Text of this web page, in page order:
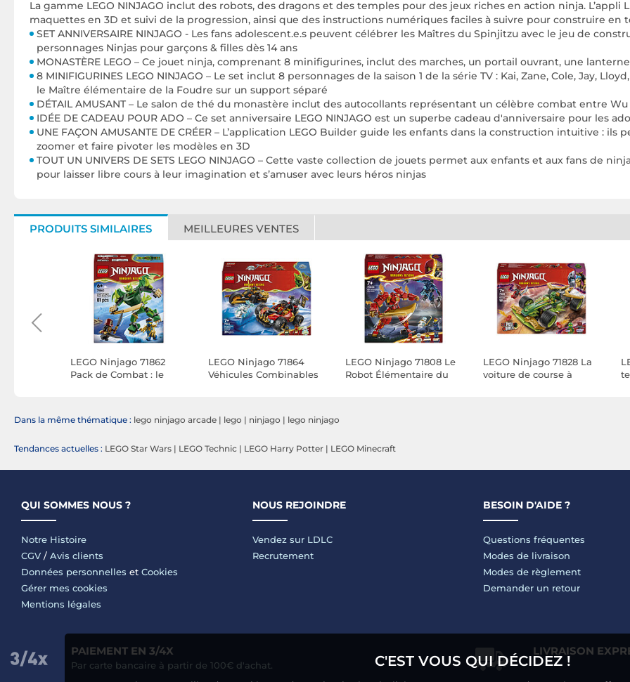
La gamme LEGO NINJAGO inclut des robots, des dragons et des temples pour des jeux riches en action ninja.
maquettes en 3D et suivi de la progression, ainsi que des instructions numériques faciles à suivre pour construire en
SET ANNIVERSAIRE NINJAGO - Les fans adolescent.e.s peuvent célébrer les Maîtres du Spinjitzu avec le jeu de
personnages Ninjas pour garçons & filles dès 14 ans
MONASTÈRE LEGO – Ce jouet ninja, comprenant 8 minifigurines, inclut des marches, un portail ouvrant, une
8 MINIFIGURINES LEGO NINJAGO – Le set inclut 8 personnages de la saison 1 de la série TV : Kai, Zane, Cole, Jay,
le Maître élémentaire de la Foudre sur un support séparé
DÉTAIL AMUSANT – Le salon de thé du monastère inclut des autocollants représentant un célèbre combat entre
IDÉE DE CADEAU POUR ADO – Ce set anniversaire LEGO NINJAGO est un superbe cadeau d'anniversaire pour les
UNE FAÇON AMUSANTE DE CRÉER – L’application LEGO Builder guide les enfants dans la construction intuitive :
zoomer et faire pivoter les modèles en 3D
TOUT UN UNIVERS DE SETS LEGO NINJAGO – Cette vaste collection de jouets permet aux enfants et aux fans de
pour laisser libre cours à leur imagination et s’amuser avec leurs héros ninjas
PRODUITS SIMILAIRES MEILLEURES VENTES
LEGO Ninjago 71862
Pack de Combat : le
LEGO Ninjago 71864
Véhicules Combinables
LEGO Ninjago 71808 Le
Robot Élémentaire du
LEGO Ninjago 71828 La
voiture de course à
Dans la même thématique : lego ninjago arcade | lego | ninjago | lego ninjago
Tendances actuelles : LEGO Star Wars | LEGO Technic | LEGO Harry Potter | LEGO Minecraft
QUI SOMMES NOUS ?
Notre Histoire
CGV / Avis clients
Données personnelles et Cookies
Gérer mes cookies
Mentions légales
NOUS REJOINDRE
Vendez sur LDLC
Recrutement
BESOIN D'AIDE ?
Questions fréquentes
Modes de livraison
Modes de règlement
Demander un retour
PAIEMENT EN 3/4X
Par carte bancaire à partir de 100€ d'achat.
LIVRAISON
C'EST VOUS QUI DÉCIDEZ !